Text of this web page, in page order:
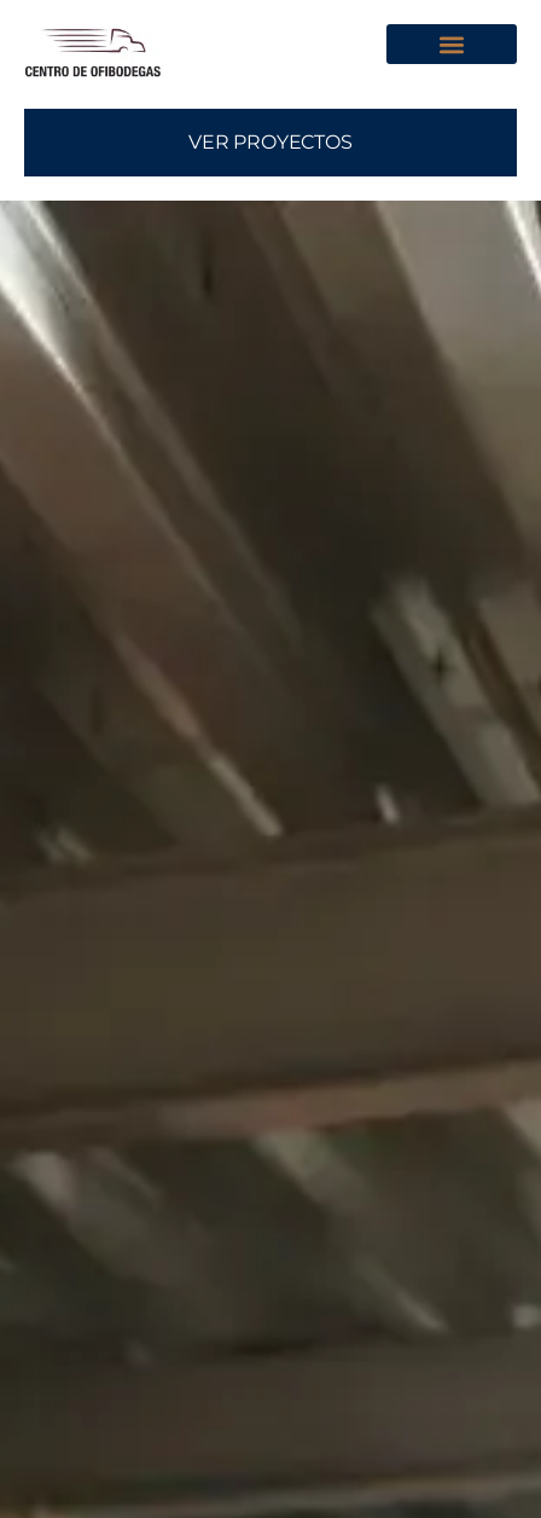
VER PROYECTOS